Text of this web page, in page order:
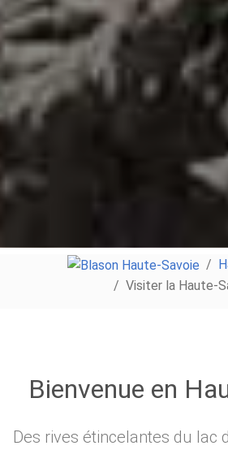
Visiter la Haute-
Bienvenue en
Des rives étincelantes du lac